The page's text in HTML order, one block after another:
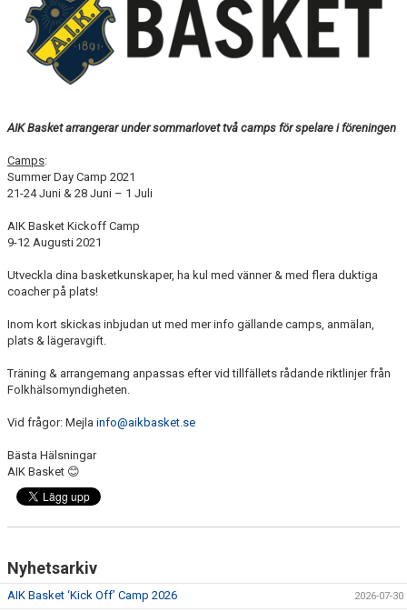
AVGIFTER
BLI MEDLEM
FRITIDSKORTET
PARTNERS
KÖP BILJETTER
AIK.SE
AIK Basket arrangerar under sommarlovet två camps för spelare i föreningen
Camps:
Summer Day Camp 2021
21-24 Juni & 28 Juni – 1 Juli
AIK Basket Kickoff Camp
9-12 Augusti 2021
Utveckla dina basketkunskaper, ha kul med vänner & med flera duktiga
coacher på plats!
Inom kort skickas inbjudan ut med mer info gällande camps, anmälan,
plats & lägeravgift.
Träning & arrangemang anpassas efter vid tillfällets rådande riktlinjer från
Folkhälsomyndigheten.
Vid frågor: Mejla info@aikbasket.se
Bästa Hälsningar
AIK Basket 😊
Nyhetsarkiv
AIK Basket ‘Kick Off’ Camp 2026 2026-07-30